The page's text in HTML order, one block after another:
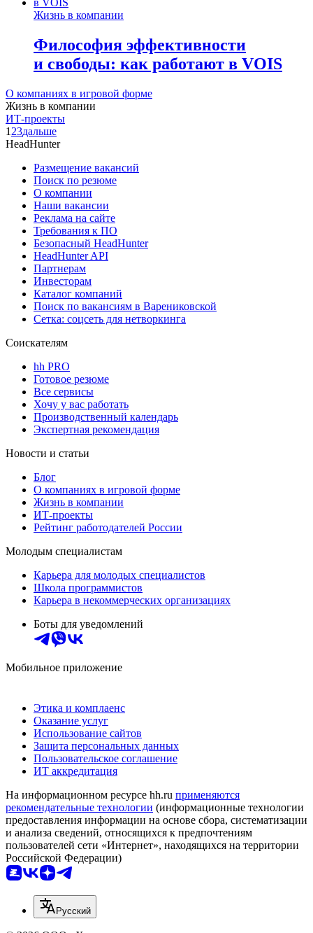
Жизнь в компании
Философия эффективности
и свободы: как работают в VOIS
О компаниях в игровой форме
Жизнь в компании
ИТ-проекты
1 23дальше
HeadHunter
Размещение вакансий
Поиск по резюме
О компании
Наши вакансии
Реклама на сайте
Требования к ПО
Безопасный HeadHunter
HeadHunter API
Партнерам
Инвесторам
Каталог компаний
Поиск по вакансиям в Варениковской
Сетка: соцсеть для нетворкинга
Соискателям
hh PRO
Готовое резюме
Все сервисы
Хочу у вас работать
Производственный календарь
Экспертная рекомендация
Новости и статьи
Блог
О компаниях в игровой форме
Жизнь в компании
ИТ-проекты
Рейтинг работодателей России
Молодым специалистам
Карьера для молодых специалистов
Школа программистов
Карьера в некоммерческих организациях
Боты для уведомлений
Мобильное приложение
Этика и комплаенс
Оказание услуг
Использование сайтов
Защита персональных данных
Пользовательское соглашение
ИТ аккредитация
На информационном ресурсе hh.ru применяются
рекомендательные технологии (информационные технологии
предоставления информации на основе сбора, систематизации
и анализа сведений, относящихся к предпочтениям
пользователей сети «Интернет», находящихся на территории
Российской Федерации)
Русский